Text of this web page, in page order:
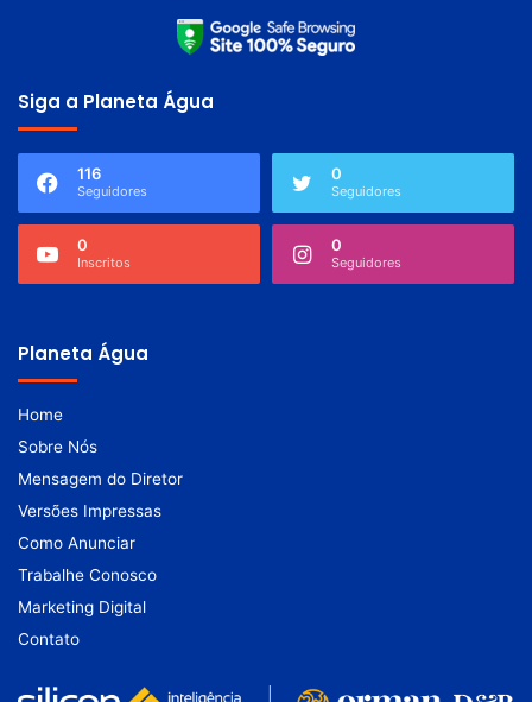
Siga a Planeta Água
116
Seguidores
0
Seguidores
0
Inscritos
0
Seguidores
Planeta Água
Home
Sobre Nós
Mensagem do Diretor
Versões Impressas
Como Anunciar
Trabalhe Conosco
Marketing Digital
Contato